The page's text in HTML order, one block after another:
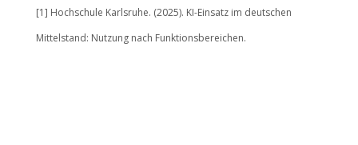
[1] Hochschule Karlsruhe. (2025). KI-Einsatz im deutschen
Mittelstand: Nutzung nach Funktionsbereichen.